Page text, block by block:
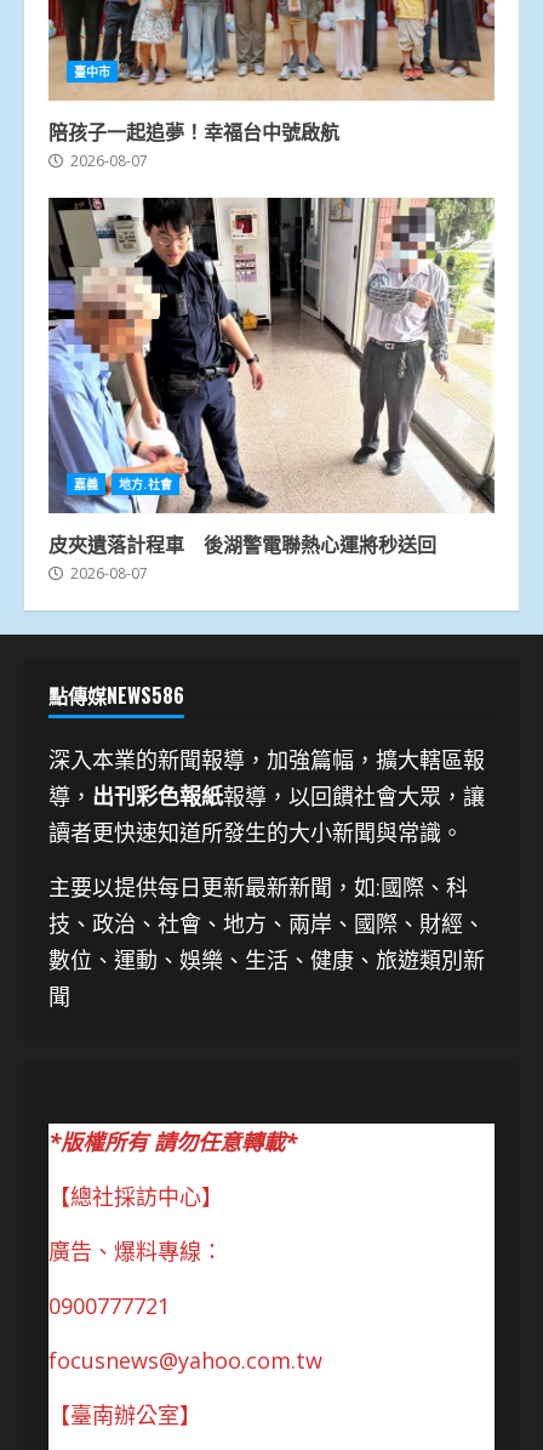
臺中市
陪孩子一起追夢！幸福台中號啟航
2026-08-07
嘉義 地方.社會
皮夾遺落計程車 後湖警電聯熱心運將秒送回
2026-08-07
點傳媒NEWS586
深入本業的新聞報導，加強篇幅，擴大轄區報
導， 出刊彩色報紙報導，以回饋社會大眾，讓
讀者更快速知道所發生的大小新聞與常識。
主要以提供每日更新最新新聞 ，如:國際、科
技、 政治、社會、地方、兩岸、國際、財經、
數位、運動、娛樂、生活、健康、旅遊類別新
聞
*版權所有 請勿任意轉載*
【總社採訪中心】
廣告、爆料專線：
0900777721
focusnews@yahoo.com.tw
【臺南辦公室】